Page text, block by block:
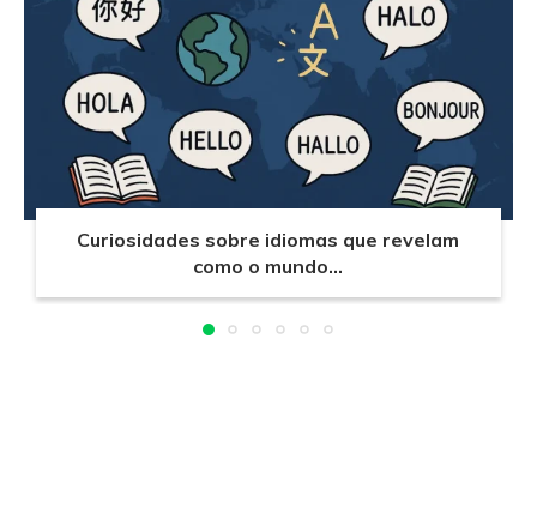
Curiosidades sobre idiomas que revelam
como o mundo...